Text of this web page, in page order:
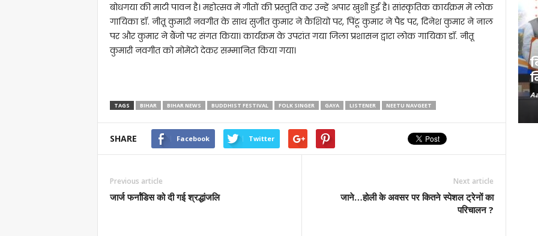
बोधगया की माटी पावन है। महोत्सव में गीतों की प्रस्तुति कर उन्हें अपार खुशी हुई है। सांस्कृतिक कार्यक्रम में लोक
गायिका डॉ. नीतू कुमारी नवगीत के साथ सुजीत कुमार ने कैशियो पर, पिंटू कुमार ने पैड पर, दिनेश कुमार ने नाल
पर और कुमार ने बैंजो पर संगत किया। कार्यक्रम के उपरांत गया जिला प्रशासन द्वारा लोक गायिका डॉ. नीतू
कुमारी नवगीत को मोमेंटो देकर सम्मानित किया गया।
TAGS BIHAR BIHAR NEWS BUDDHIST FESTIVAL FOLK SINGER GAYA LISTENER NEETU NAVGEET
SHARE Facebook Twitter
Previous article
जार्ज फर्नांडिस को दी गई श्रद्धांजलि
Next article
जाने…होली के अवसर पर कितने स्पेशल ट्रेनों का
परिचालन ?